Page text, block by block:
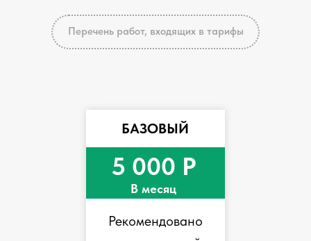
Перечень работ, входящих в тарифы
БАЗОВЫЙ
5 000 Р
В месяц
Рекомендовано